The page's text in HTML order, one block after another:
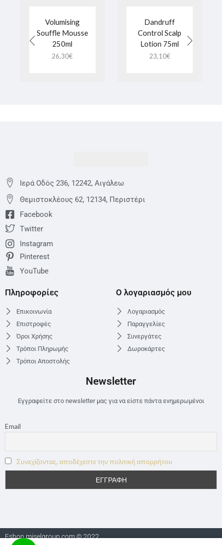
Volumising
Souffle Mousse
250ml
26,30€
Dandruff
Control Scalp
Lotion 75ml
23,10€
Ιερά Οδός 236, 12242, Αιγάλεω
Θεμιστoκλέους 62, 12134, Περιστέρι
Facebook
Twitter
Instagram
Pinterest
YouTube
Πληροφορίες
Επικοινωνία
Επιστροφές
Όροι Χρήσης
Τρόποι Πληρωμής
Τρόποι Αποστολής
Ο λογαριασμός μου
Λογαριασμός
Παραγγελίες
Συνεργάτες
Δωροκάρτες
Newsletter
Εγγραφείτε στο newsletter μας για να είστε πάντα ενημερωμένοι
Email
Συνεχίζοντας, αποδέχεστε την πολιτική απορρήτου
Eshop.miselgroup.com © 2022